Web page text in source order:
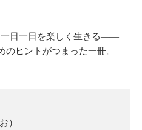
一日一日を楽しく生きる――
のヒントがつまった一冊。
）